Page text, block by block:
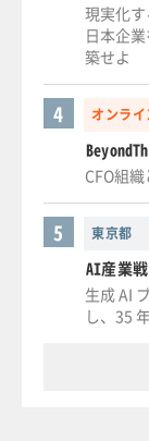
現実化
日本企
築せよ
オンライ
4
CFO組
東京都
5
AI産業
生成 AI
し、35